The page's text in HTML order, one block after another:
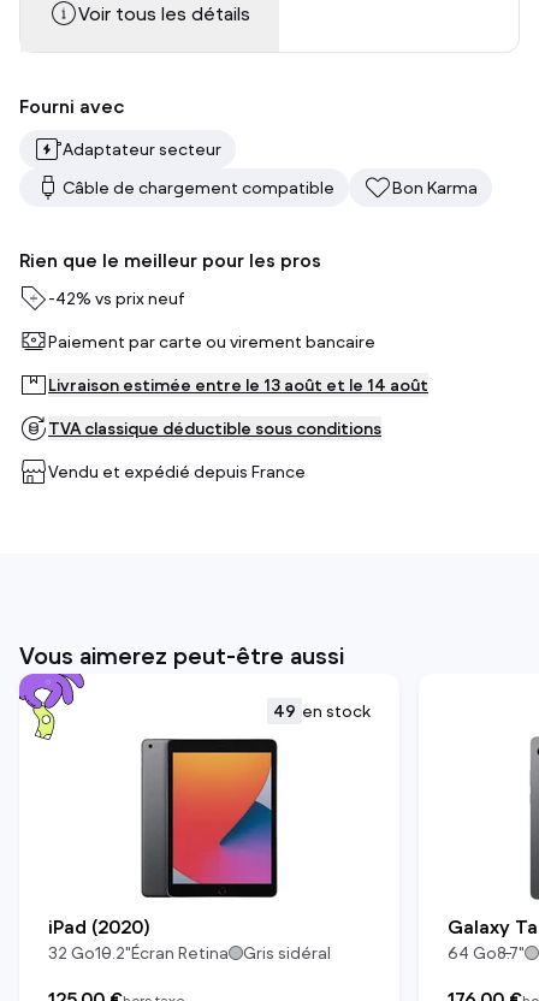
Voir tous les détails
Fourni avec
Adaptateur secteur
Câble de chargement compatible
Bon Karma
Rien que le meilleur pour les pros
-42% vs prix neuf
Paiement par carte ou virement bancaire
Livraison estimée entre le 13 août et le 14 août
TVA classique déductible sous conditions
Vendu et expédié depuis France
Vous aimerez peut-être aussi
49 en stock
iPad (2020)
32 Go10.2"Écran Retina Gris sidéral
Galaxy
64 Go8.7"